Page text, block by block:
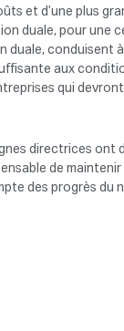
et d’une plus
duale, pour une
conduisent à
aux
qui
directrices ont
de maintenir
des progrès du